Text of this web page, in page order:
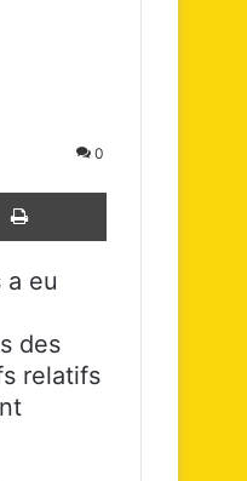
0
Imprimer
eu
des
relatifs